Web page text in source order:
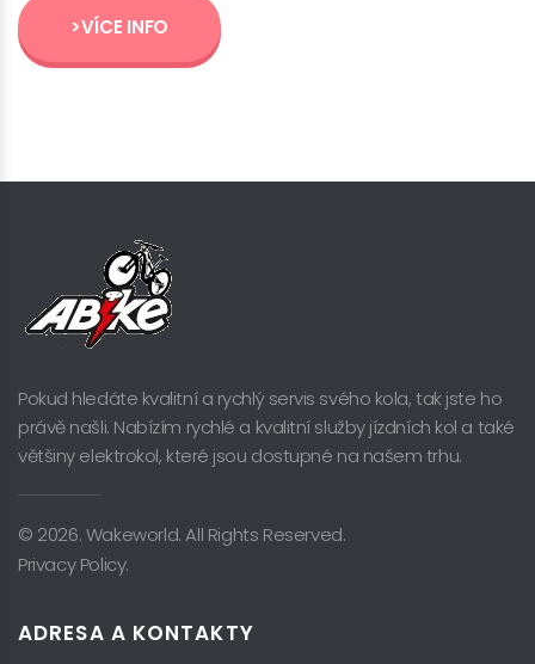
>VÍCE INFO
Pokud hledáte kvalitní a rychlý servis svého kola, tak jste ho
právě našli. Nabízím rychlé a kvalitní služby jízdních kol a také
většiny elektrokol, které jsou dostupné na našem trhu.
© 2026. Wakeworld. All Rights Reserved.
Privacy Policy.
ADRESA A KONTAKTY